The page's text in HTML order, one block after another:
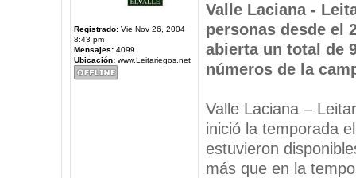
Registrado:Vie Nov 26, 2004
8:43 pm
Mensajes:4099
Ubicación:www.Leitariegos.net
Valle Laciana -
personas desde el
abierta un total de
números de la
Valle Laciana –
inició la temporada
estuvieron
más que en la